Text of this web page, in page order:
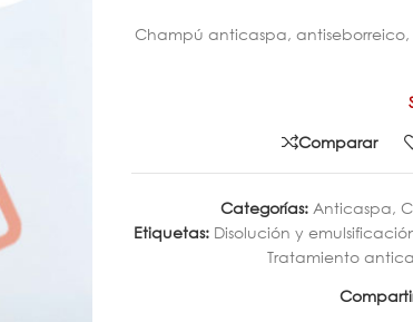
Champú anticaspa,
Comparar
Categorías: Anticaspa,
Etiquetas: Disolución y
Tratamiento